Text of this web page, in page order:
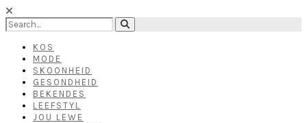
KOS
MODE
SKOONHEID
GESONDHEID
BEKENDES
LEEFSTYL
JOU LEWE